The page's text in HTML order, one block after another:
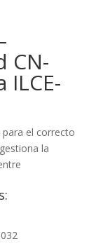
CN-
ILCE-
para el correcto
la